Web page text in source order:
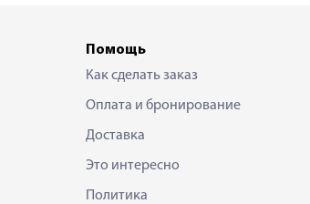
Помощь
Как сделать заказ
Оплата и бронирование
Доставка
Это интересно
Политика